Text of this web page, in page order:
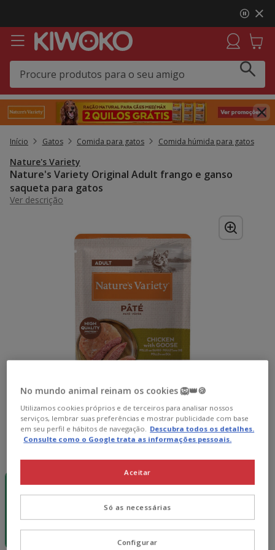
3,
mensagem,
Início Gatos Comida para gatos Comida húmida para gatos
Nature's Variety
Nature's Variety Original Adult frango e ganso
saqueta para gatos
Ver descrição
70 g
cupão 💰
12 saquetas x
70 g
Pack
Poupança
(22.26€ / kg)
24 saquetas x
70 g
Poupança
No mundo animal reinam os cookies 🦁👑🍪
Utilizamos cookies próprios e de terceiros para analisar nossos
serviços, lembrar suas preferências e mostrar publicidade com base
em seu perfil e hábitos de navegação. Descubra todos os detalhes.
Consulte como o Google trata as informações pessoais.
Só as necessárias
Aceitar
Configurar